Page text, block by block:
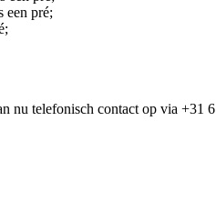
een pré;
nu telefonisch contact op via